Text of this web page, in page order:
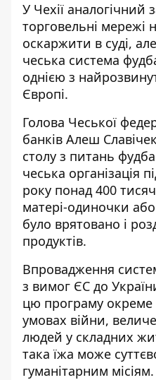
У Чехії аналогічний
торговельні мережі
оскаржити в суді,
чеська система
однією з
Європі.
Голова Чеської
банків Алеш Славічек
столу з питань
чеська організація
року понад 400
матері-одиночки
було врятовано і
продуктів.
Впровадження
з вимог ЄС до
цю програму окреме
умовах війни,
людей у складних
така їжа може
гуманітарним місіям.